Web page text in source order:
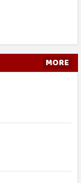
MORE